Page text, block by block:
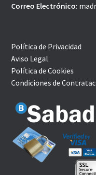
Correo Electrónico:
Política de Privacidad
Aviso Legal
Política de Cookies
Condiciones de